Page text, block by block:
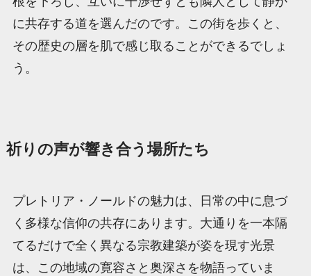
に共存する道を選んだのです。この街を歩くと、
その歴史の層を肌で感じ取ることができるでしょ
う。
祈りの声が響き合う場所たち
プレトリア・ノールドの魅力は、日常の中に息づ
く多様な信仰の共存にあります。大通りを一本隔
てるだけで全く異なる宗教建築が姿を現す光景
は、この地域の寛容さと奥深さを物語っていま